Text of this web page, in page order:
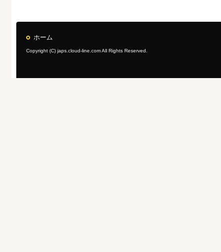
ホーム
Copyright (C) japs.cloud-line.com All Rights Reserved.